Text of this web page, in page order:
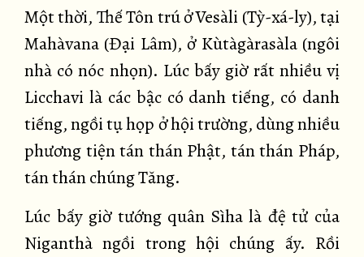
Một thời, Thế Tôn trú ở Vesàli (Tỳ-xá-ly), tại
Mahàvana (Đại Lâm), ở Kùtàgàrasàla (ngôi
nhà có nóc nhọn). Lúc bấy giờ rất nhiều vị
Licchavi là các bậc có danh tiếng, có danh
tiếng, ngồi tụ họp ở hội trường, dùng nhiều
phương tiện tán thán Phật, tán thán Pháp,
tán thán chúng Tăng.
Lúc bấy giờ tướng quân Sìha là đệ tử của
Niganthà ngồi trong hội chúng ấy. Rồi